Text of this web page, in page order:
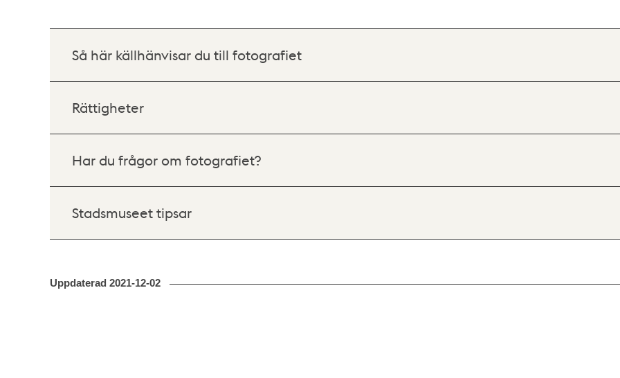
Så här källhänvisar du till fotografiet
Rättigheter
Har du frågor om fotografiet?
Stadsmuseet tipsar
Uppdaterad 2021-12-02